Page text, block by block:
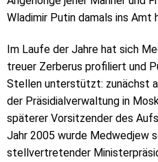
Wladimir Putin damals ins Amt
Im Laufe der Jahre hat sich
treuer Zerberus profiliert und
Stellen unterstützt: zunächst
der Präsidialverwaltung in
späterer Vorsitzender des
Jahr 2005 wurde Medwedjew
stellvertretender